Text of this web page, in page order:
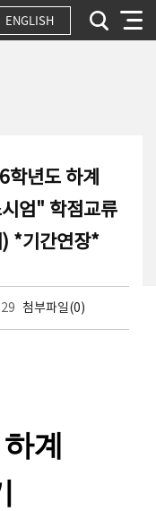
ENGLISH
학년도 하계
엄" 학점교류
*기간연장*
첨부파일(0)
계